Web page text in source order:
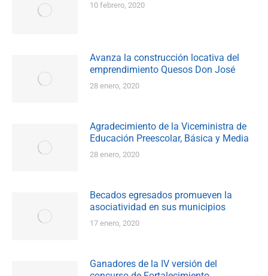
10 febrero, 2020
Avanza la construcción locativa del
emprendimiento Quesos Don José
28 enero, 2020
Agradecimiento de la Viceministra de
Educación Preescolar, Básica y Media
28 enero, 2020
Becados egresados promueven la
asociatividad en sus municipios
17 enero, 2020
Ganadores de la IV versión del